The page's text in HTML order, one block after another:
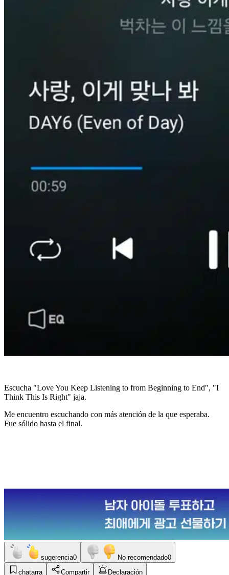
Escucha "Love You Keep Listening to from Beginning to End", "I
Think This Is Right" jaja.
Me encuentro escuchando con más atención de la que esperaba.
Fue sólido hasta el final.
sugerencia0 No recomendado0
chatarra
Compartir Declaración